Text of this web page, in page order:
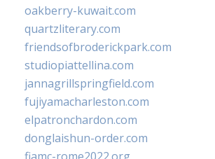
oakberry-kuwait.com
quartzliterary.com
friendsofbroderickpark.com
studiopiattellina.com
jannagrillspringfield.com
fujiyamacharleston.com
elpatronchardon.com
donglaishun-order.com